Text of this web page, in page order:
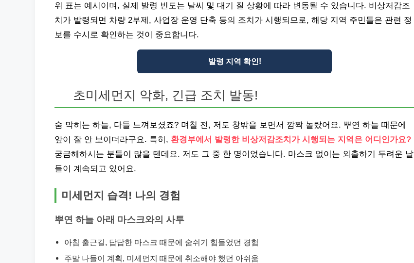
위 표는 예시이며, 실제 발령 빈도는 날씨 및 대기 질 상황에 따라 변동될 수 있습니다. 비상저감조
치가 발령되면 차량 2부제, 사업장 운영 단축 등의 조치가 시행되므로, 해당 지역 주민들은 관련 정
보를 수시로 확인하는 것이 중요합니다.
발령 지역 확인!
초미세먼지 악화, 긴급 조치 발동!
숨 막히는 하늘, 다들 느껴보셨죠? 며칠 전, 저도 창밖을 보면서 깜짝 놀랐어요. 뿌연 하늘 때문에
앞이 잘 안 보이더라구요. 특히, 환경부에서 발령한 비상저감조치가 시행되는 지역은 어디인가요?
궁금해하시는 분들이 많을 텐데요. 저도 그 중 한 명이었습니다. 마스크 없이는 외출하기 두려운 날
들이 계속되고 있어요.
미세먼지 습격! 나의 경험
뿌연 하늘 아래 마스크와의 사투
아침 출근길, 답답한 마스크 때문에 숨쉬기 힘들었던 경험
주말 나들이 계획, 미세먼지 때문에 취소해야 했던 아쉬움